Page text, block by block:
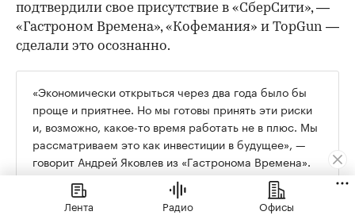
подтвердили свое присутствие в «СберСити», —
«Гастроном Времена», «Кофемания» и TopGun —
сделали это осознанно.
«Экономически открыться через два года было бы
проще и приятнее. Но мы готовы принять эти риски
и, возможно, какое-то время работать не в плюс. Мы
рассматриваем это как инвестиции в будущее», —
говорит Андрей Яковлев из «Гастронома Времена».
Их формат в «СберСити» кардинально
Лента Радио Офисы